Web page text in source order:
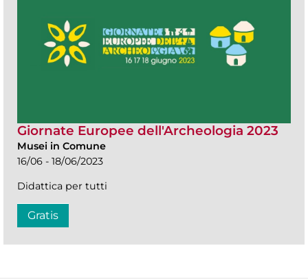
Giornate Europee dell'Archeologia 2023
Musei in Comune
16/06 - 18/06/2023
Didattica per tutti
Gratis